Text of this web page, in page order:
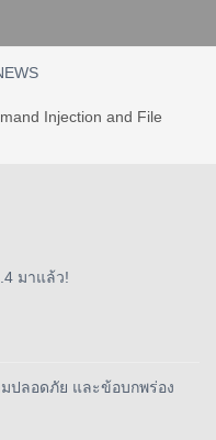
Injection and File
มาแล้ว!
ปลอดภัย และข้อบกพร่อง